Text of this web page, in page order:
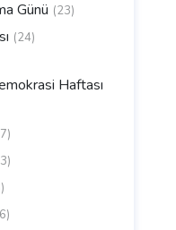
Günü (23)
(24)
Haftası